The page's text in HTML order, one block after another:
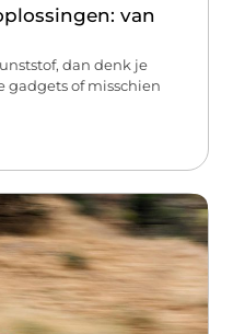
van
dan denk je
gadgets of misschien